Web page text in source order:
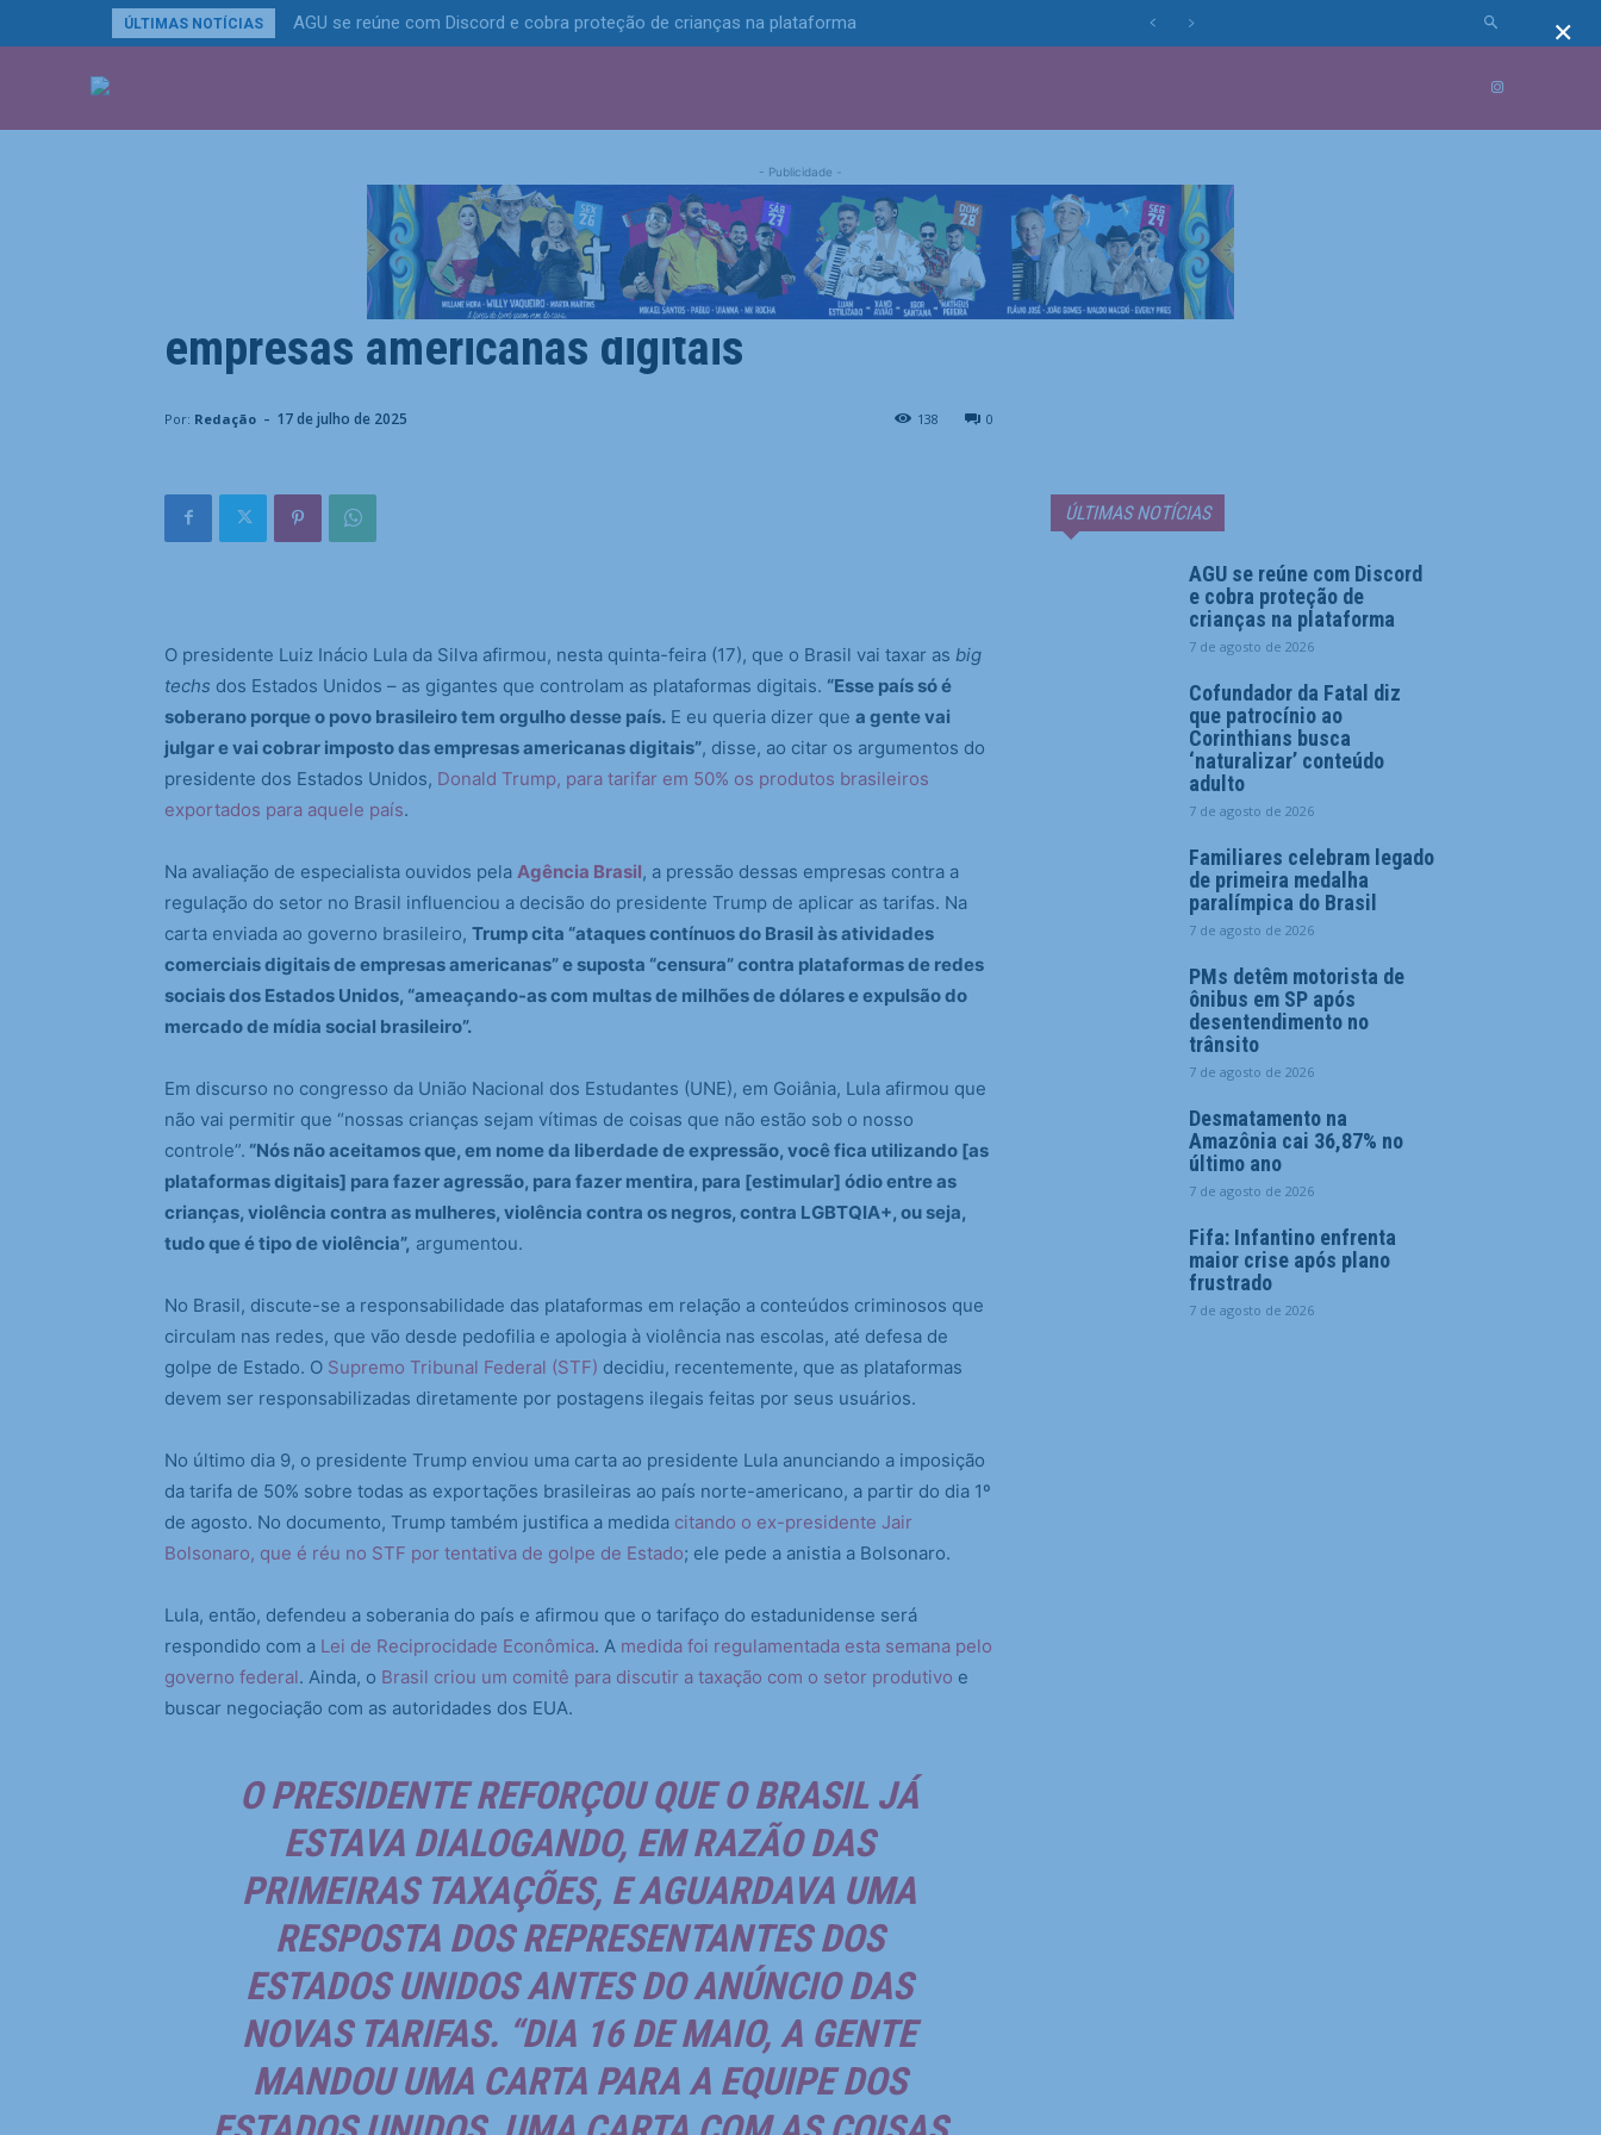
ÚLTIMAS NOTÍCIAS AGU se reúne com Discord e cobra proteção de crianças na plataforma
- Publicidade -
Lula diz que vai cobrar imposto das
empresas americanas digitais
Por: Redação - 17 de julho de 2025 0
138
O presidente Luiz Inácio Lula da Silva afirmou, nesta quinta-feira (17), que o Brasil vai taxar as big
techs dos Estados Unidos – as gigantes que controlam as plataformas digitais. “Esse país só é
soberano porque o povo brasileiro tem orgulho desse país. E eu queria dizer que a gente vai
julgar e vai cobrar imposto das empresas americanas digitais”, disse, ao citar os argumentos do
presidente dos Estados Unidos, Donald Trump, para tarifar em 50% os produtos brasileiros
exportados para aquele país.
Na avaliação de especialista ouvidos pela Agência Brasil, a pressão dessas empresas contra a
regulação do setor no Brasil influenciou a decisão do presidente Trump de aplicar as tarifas. Na
carta enviada ao governo brasileiro, Trump cita “ataques contínuos do Brasil às atividades
comerciais digitais de empresas americanas” e suposta “censura” contra plataformas de redes
sociais dos Estados Unidos, “ameaçando-as com multas de milhões de dólares e expulsão do
mercado de mídia social brasileiro”.
Em discurso no congresso da União Nacional dos Estudantes (UNE), em Goiânia, Lula afirmou que
não vai permitir que “nossas crianças sejam vítimas de coisas que não estão sob o nosso
controle”. “Nós não aceitamos que, em nome da liberdade de expressão, você fica utilizando [as
plataformas digitais] para fazer agressão, para fazer mentira, para [estimular] ódio entre as
crianças, violência contra as mulheres, violência contra os negros, contra LGBTQIA+, ou seja,
tudo que é tipo de violência”, argumentou.
No Brasil, discute-se a responsabilidade das plataformas em relação a conteúdos criminosos que
circulam nas redes, que vão desde pedofilia e apologia à violência nas escolas, até defesa de
golpe de Estado. O Supremo Tribunal Federal (STF) decidiu, recentemente, que as plataformas
devem ser responsabilizadas diretamente por postagens ilegais feitas por seus usuários.
No último dia 9, o presidente Trump enviou uma carta ao presidente Lula anunciando a imposição
da tarifa de 50% sobre todas as exportações brasileiras ao país norte-americano, a partir do dia 1º
de agosto. No documento, Trump também justifica a medida citando o ex-presidente Jair
Bolsonaro, que é réu no STF por tentativa de golpe de Estado; ele pede a anistia a Bolsonaro.
Lula, então, defendeu a soberania do país e afirmou que o tarifaço do estadunidense será
respondido com a Lei de Reciprocidade Econômica. A medida foi regulamentada esta semana pelo
governo federal. Ainda, o Brasil criou um comitê para discutir a taxação com o setor produtivo e
buscar negociação com as autoridades dos EUA.
O PRESIDENTE REFORÇOU QUE O BRASIL JÁ
ESTAVA DIALOGANDO, EM RAZÃO DAS
PRIMEIRAS TAXAÇÕES, E AGUARDAVA UMA
RESPOSTA DOS REPRESENTANTES DOS
ESTADOS UNIDOS ANTES DO ANÚNCIO DAS
NOVAS TARIFAS. “DIA 16 DE MAIO, A GENTE
MANDOU UMA CARTA PARA A EQUIPE DOS
ÚLTIMAS NOTÍCIAS
AGU se reúne com Discord
e cobra proteção de
crianças na plataforma
7 de agosto de 2026
Cofundador da Fatal diz
que patrocínio ao
Corinthians busca
‘naturalizar’ conteúdo
adulto
7 de agosto de 2026
Familiares celebram legado
de primeira medalha
paralímpica do Brasil
7 de agosto de 2026
PMs detêm motorista de
ônibus em SP após
desentendimento no
trânsito
7 de agosto de 2026
Desmatamento na
Amazônia cai 36,87% no
último ano
7 de agosto de 2026
Fifa: Infantino enfrenta
maior crise após plano
frustrado
7 de agosto de 2026
×